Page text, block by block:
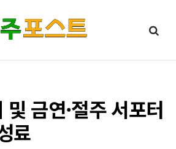
및 금연·절주 서포터
료